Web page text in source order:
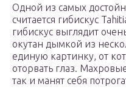
Одной из самых
считается гибискус
гибискус выглядит
окутан дымкой из
единую картинку, от
оторвать глаз.
так и манят себя